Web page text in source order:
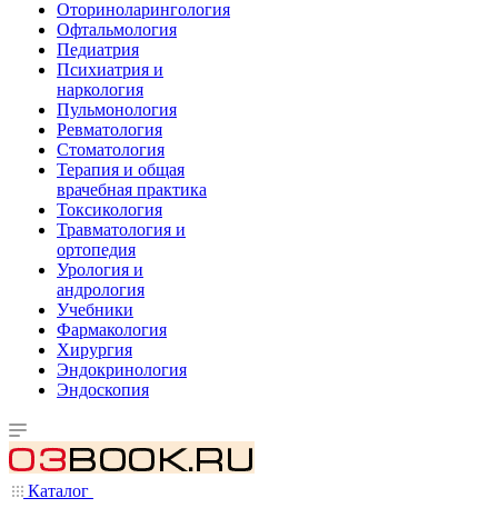
Оториноларингология
Офтальмология
Педиатрия
Психиатрия и
наркология
Пульмонология
Ревматология
Стоматология
Терапия и общая
врачебная практика
Токсикология
Травматология и
ортопедия
Урология и
андрология
Учебники
Фармакология
Хирургия
Эндокринология
Эндоскопия
Каталог